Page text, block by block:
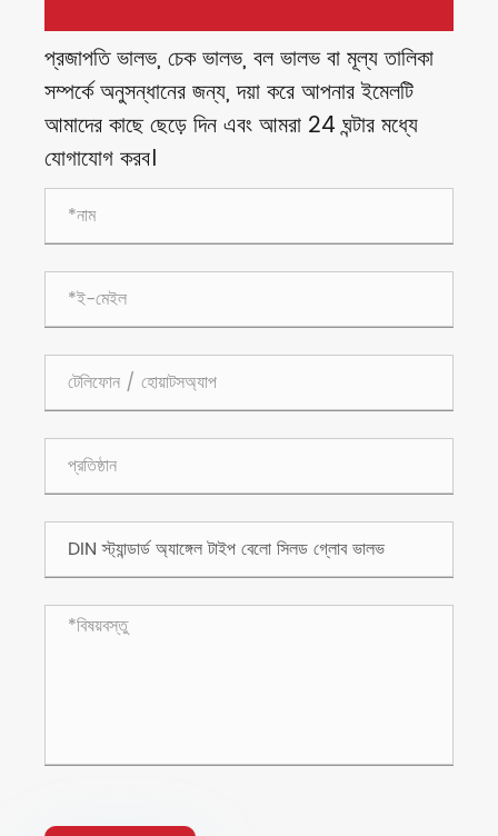
প্রজাপতি ভালভ, চেক ভালভ, বল ভালভ বা মূল্য তালিকা
সম্পর্কে অনুসন্ধানের জন্য, দয়া করে আপনার ইমেলটি
আমাদের কাছে ছেড়ে দিন এবং আমরা 24 ঘন্টার মধ্যে
যোগাযোগ করব।